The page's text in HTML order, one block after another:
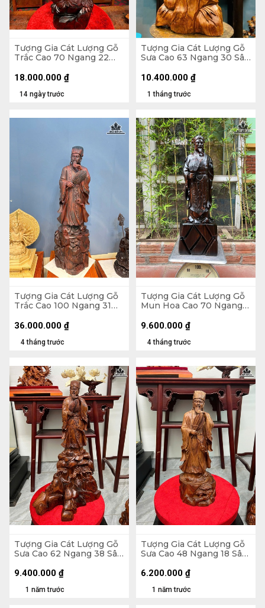
Tượng Gia Cát Lượng Gỗ
Trắc Cao 70 Ngang 22
14 ngày trước
18.000.000 ₫
Tượng Gia Cát Lượng Gỗ
Sưa Cao 63 Ngang 30 Sâu
1 tháng trước
10.400.000 ₫
Tượng Gia Cát Lượng Gỗ
Trắc Cao 100 Ngang 31
4 tháng trước
36.000.000 ₫
Tượng Gia Cát Lượng Gỗ
Mun Hoa Cao 70 Ngang
4 tháng trước
9.600.000 ₫
Tượng Gia Cát Lượng Gỗ
Sưa Cao 62 Ngang 38 Sâu
1 năm trước
9.400.000 ₫
Tượng Gia Cát Lượng Gỗ
Sưa Cao 48 Ngang 18 Sâu
1 năm trước
6.200.000 ₫